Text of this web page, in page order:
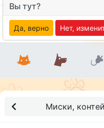
Миски,
Вы тут?
Да, верно Нет,